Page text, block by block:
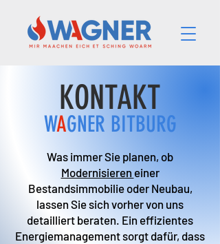
KONTAKT
WAGNER BITBURG
Was immer Sie planen, ob
Modernisieren einer
Bestandsimmobilie oder Neubau,
lassen Sie sich vorher von uns
detailliert beraten. Ein effizientes
Energiemanagement sorgt dafür, dass